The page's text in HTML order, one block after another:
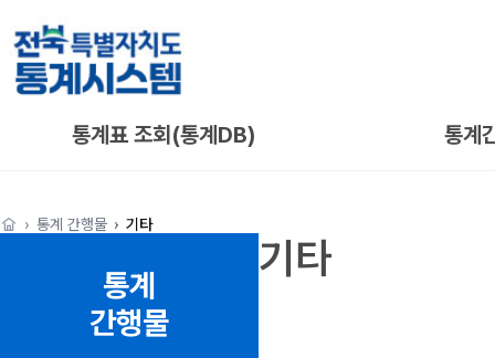
통계표 조회(통계DB) 통계
통계 간행물 기타
통계
간행물
기타